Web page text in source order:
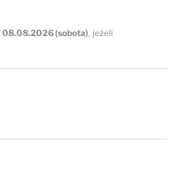
08.08.2026 (sobota), jeżeli